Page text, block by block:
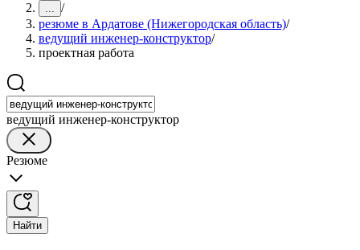
... /
резюме в Ардатове (Нижегородская область)/
ведущий инженер-конструктор/
проектная работа
ведущий инженер-конструктор
Резюме
Найти